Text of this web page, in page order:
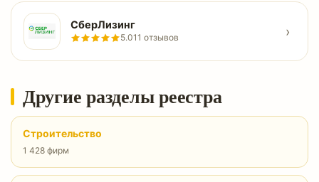
СберЛизинг
5.011 отзывов ›
Другие разделы реестра
Строительство
1 428 фирм